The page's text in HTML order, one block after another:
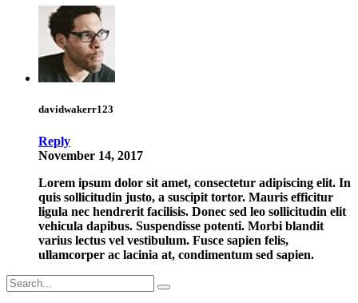
davidwakerr123
Reply
November 14, 2017
Lorem ipsum dolor sit amet, consectetur adipiscing elit. In
quis sollicitudin justo, a suscipit tortor. Mauris efficitur
ligula nec hendrerit facilisis. Donec sed leo sollicitudin elit
vehicula dapibus. Suspendisse potenti. Morbi blandit
varius lectus vel vestibulum. Fusce sapien felis,
ullamcorper ac lacinia at, condimentum sed sapien.
Search
for: